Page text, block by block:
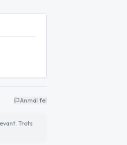
Anmäl fel
Trots